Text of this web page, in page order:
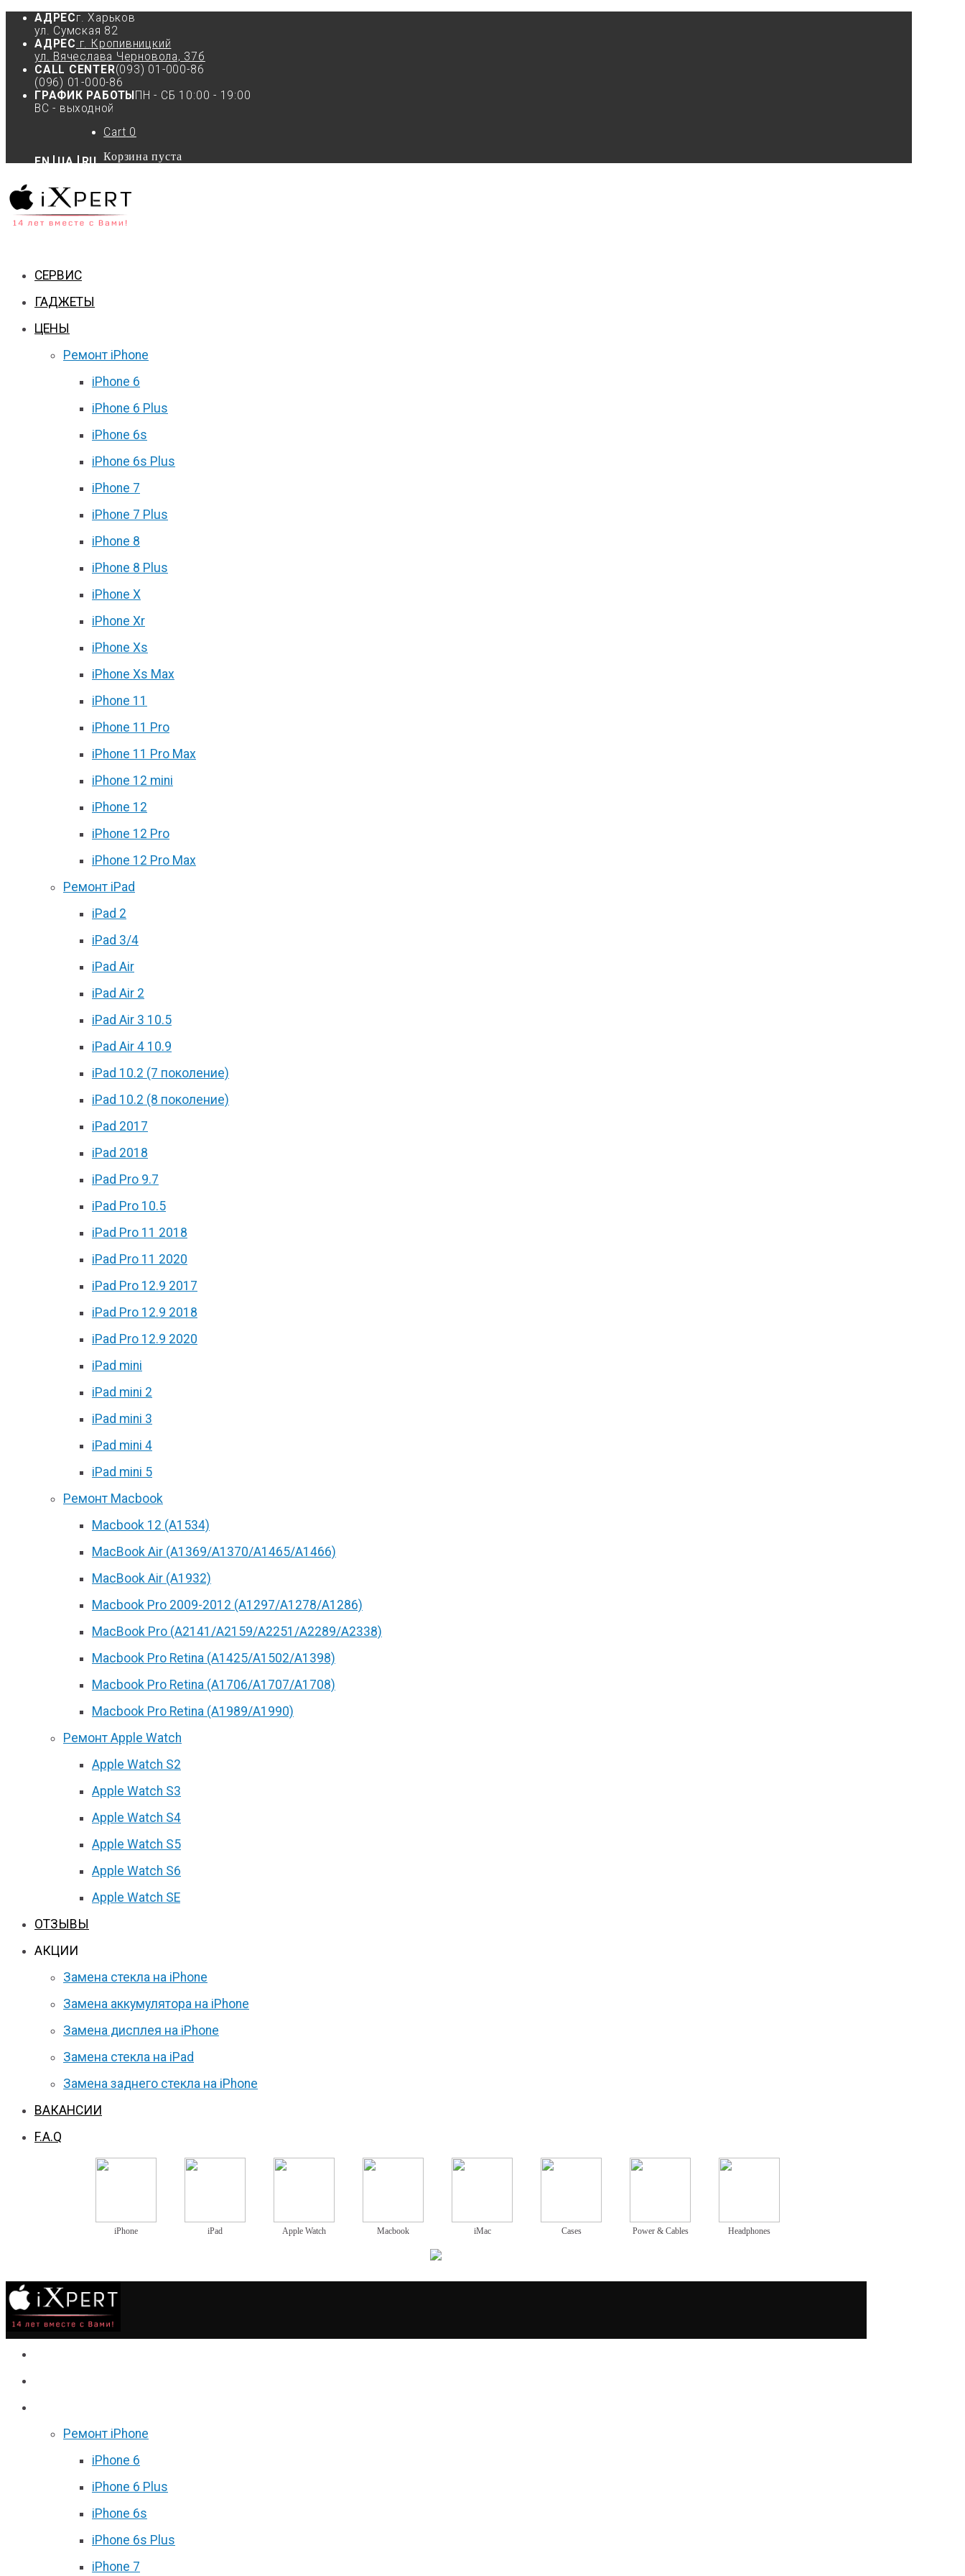
АДРЕСг. Харьков
ул. Сумская 82
АДРЕС г. Кропивницкий
ул. Вячеслава Черновола, 37б
CALL CENTER(093) 01-000-86
(096) 01-000-86
ГРАФИК РАБОТЫ ПН - СБ 10:00 - 19:00
ВС - выходной
EN UA RU
Cart 0
Корзина пуста
СЕРВИС
ГАДЖЕТЫ
ЦЕНЫ
Ремонт iPhone
iPhone 6
iPhone 6 Plus
iPhone 6s
iPhone 6s Plus
iPhone 7
iPhone 7 Plus
iPhone 8
iPhone 8 Plus
iPhone X
iPhone Xr
iPhone Xs
iPhone Xs Max
iPhone 11
iPhone 11 Pro
iPhone 11 Pro Max
iPhone 12 mini
iPhone 12
iPhone 12 Pro
iPhone 12 Pro Max
Ремонт iPad
iPad 2
iPad 3/4
iPad Air
iPad Air 2
iPad Air 3 10.5
iPad Air 4 10.9
iPad 10.2 (7 поколение)
iPad 10.2 (8 поколение)
iPad 2017
iPad 2018
iPad Pro 9.7
iPad Pro 10.5
iPad Pro 11 2018
iPad Pro 11 2020
iPad Pro 12.9 2017
iPad Pro 12.9 2018
iPad Pro 12.9 2020
iPad mini
iPad mini 2
iPad mini 3
iPad mini 4
iPad mini 5
Ремонт Macbook
Macbook 12 (А1534)
MacBook Air (A1369/A1370/A1465/A1466)
MacBook Air (A1932)
Macbook Pro 2009-2012 (A1297/A1278/A1286)
MacBook Pro (А2141/А2159/А2251/A2289/A2338)
Macbook Pro Retina (А1425/A1502/A1398)
Macbook Pro Retina (А1706/A1707/A1708)
Macbook Pro Retina (А1989/A1990)
Ремонт Apple Watch
Apple Watch S2
Apple Watch S3
Apple Watch S4
Apple Watch S5
Apple Watch S6
Apple Watch SE
ОТЗЫВЫ
АКЦИИ
Замена стекла на iPhone
Замена аккумулятора на iPhone
Замена дисплея на iPhone
Замена стекла на iPad
Замена заднего стекла на iPhone
ВАКАНСИИ
F.A.Q
iPhone iPad Apple Watch Macbook iMac Cases Power & Cables Headphones
Ремонт iPhone
iPhone 6
iPhone 6 Plus
iPhone 6s
iPhone 6s Plus
iPhone 7